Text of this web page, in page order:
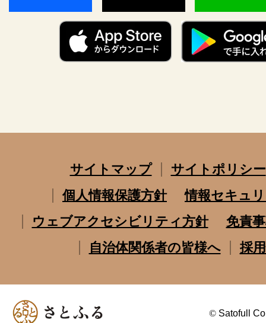
サイトマップ
サイトポリシー
個人情報保護方針
情報セキュ
ウェブアクセシビリティ方針
免責
自治体関係者の皆様へ
採
© Satofull